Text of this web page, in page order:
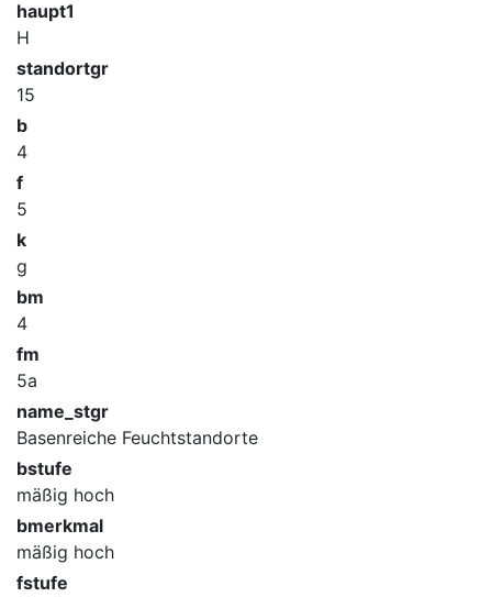
haupt1
H
standortgr
15
b
4
f
5
k
g
bm
4
fm
5a
name_stgr
Basenreiche Feuchtstandorte
bstufe
mäßig hoch
bmerkmal
mäßig hoch
fstufe